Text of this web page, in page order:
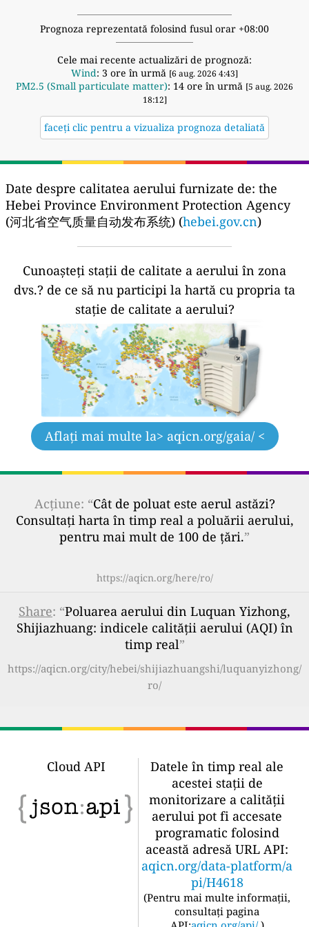
Prognoza reprezentată folosind fusul orar +08:00
Cele mai recente actualizări de prognoză:
Wind: 3 ore în urmă [6 aug. 2026 4:43]
PM2.5 (Small particulate matter): 14 ore în urmă [5 aug. 2026
18:12]
faceți clic pentru a vizualiza prognoza detaliată
Date despre calitatea aerului furnizate de: the
Hebei Province Environment Protection Agency
(河北省空气质量自动发布系统) (hebei.gov.cn)
Cunoașteți stații de calitate a aerului în zona
dvs.? de ce să nu participi la hartă cu propria ta
stație de calitate a aerului?
Aflați mai multe la> aqicn.org/gaia/ <
Acțiune: “Cât de poluat este aerul astăzi?
Consultați harta în timp real a poluării aerului,
pentru mai mult de 100 de țări.”
https://aqicn.org/here/ro/
Share: “Poluarea aerului din Luquan Yizhong,
Shijiazhuang: indicele calității aerului (AQI) în
timp real”
https://aqicn.org/city/hebei/shijiazhuangshi/luquanyizhong/
ro/
Cloud API
Datele în timp real ale
acestei stații de
monitorizare a calității
aerului pot fi accesate
programatic folosind
această adresă URL API:
aqicn.org/data-platform/a
pi/H4618
(Pentru mai multe informații,
consultați pagina